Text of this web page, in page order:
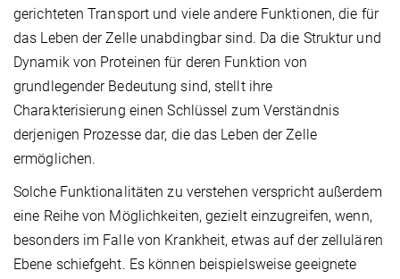
gerichteten Transport und viele andere Funktionen, die für
das Leben der Zelle unabdingbar sind. Da die Struktur und
Dynamik von Proteinen für deren Funktion von
grundlegender Bedeutung sind, stellt ihre
Charakterisierung einen Schlüssel zum Verständnis
derjenigen Prozesse dar, die das Leben der Zelle
ermöglichen.
Solche Funktionalitäten zu verstehen verspricht außerdem
eine Reihe von Möglichkeiten, gezielt einzugreifen, wenn,
besonders im Falle von Krankheit, etwas auf der zellulären
Ebene schiefgeht. Es können beispielsweise geeignete